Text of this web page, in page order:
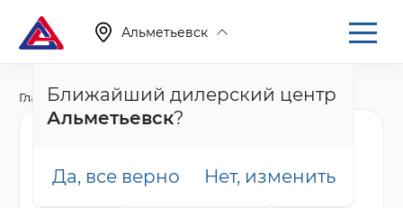
Альметьевск
Ближайший дилерский центр
Альметьевск?
Да, все верно Нет, изменить
Главная Каталог Новые автомобили T7
красный